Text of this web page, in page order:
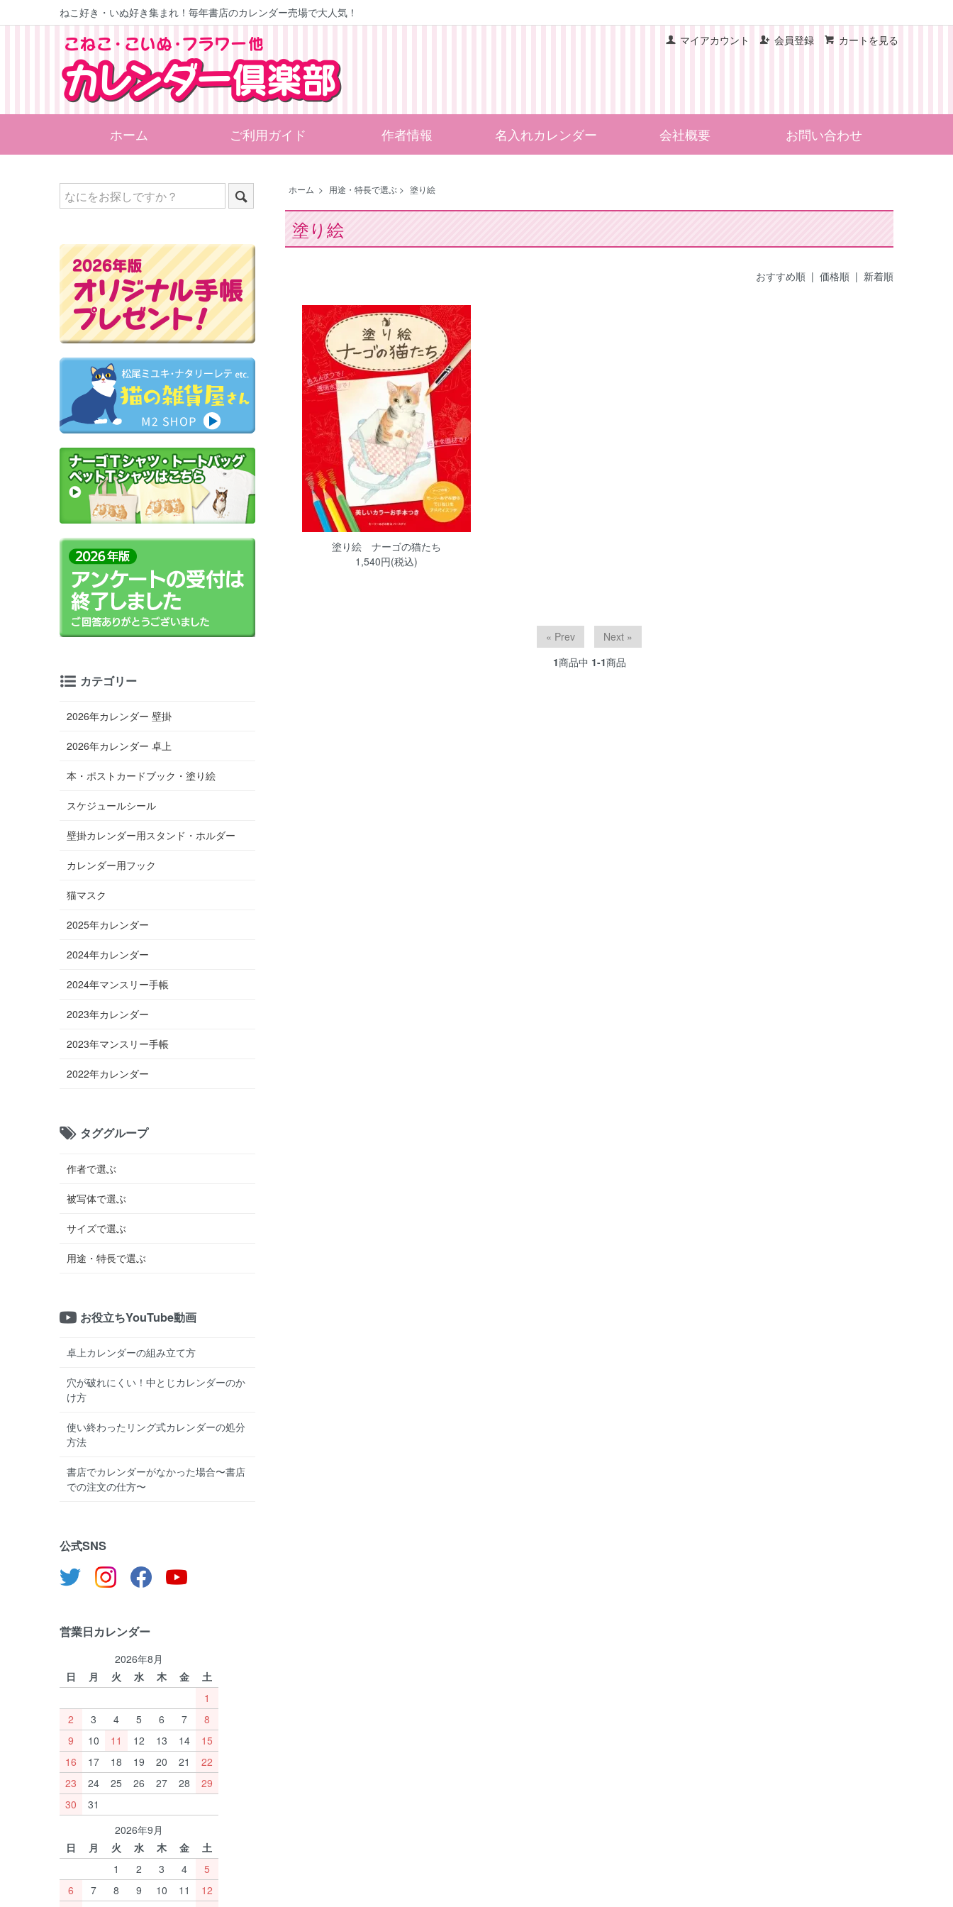
ねこ好き・いぬ好き集まれ！ 毎年書店のカレンダー売場で大人気！
マイアカウント
会員登録 カートを見る
ホーム ご利用ガイド 作者情報 名入れカレンダー 会社概要 お問い合わせ
ホーム > 用途・特長で選ぶ > 塗り絵
塗り絵
おすすめ順 | 価格順 | 新着順
塗り絵 ナーゴの猫たち
1,540円(税込)
« Prev
Next »
1商品中 1-1商品
カテゴリー
2026年カレンダー 壁掛
2026年カレンダー 卓上
本・ポストカードブック・塗り絵
スケジュールシール
壁掛カレンダー用スタンド・ホルダー
カレンダー用フック
猫マスク
2025年カレンダー
2024年カレンダー
2024年マンスリー手帳
2023年カレンダー
2023年マンスリー手帳
2022年カレンダー
タググループ
作者で選ぶ
被写体で選ぶ
サイズで選ぶ
用途・特長で選ぶ
お役立ちYouTube動画
卓上カレンダーの組み立て方
穴が破れにくい！中とじカレンダーのか
け方
使い終わったリング式カレンダーの処分
方法
書店でカレンダーがなかった場合〜書店
での注文の仕方〜
公式SNS
営業日カレンダー
2026年8月
日
月 火 水 木 金
土
1
2
3 4 5 6 7
8
9
10 11 12 13 14
15
16
17 18 19 20 21
22
23
24 25 26 27 28
29
30
31
2026年9月
日
月 火 水 木 金
土
1
2 3 4
5
6
7 8 9 10 11
12